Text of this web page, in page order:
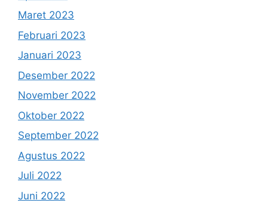
Maret 2023
Februari 2023
Januari 2023
Desember 2022
November 2022
Oktober 2022
September 2022
Agustus 2022
Juli 2022
Juni 2022